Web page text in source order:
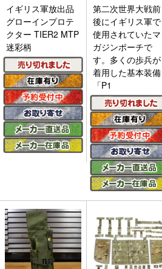
イギリス軍放出品
グローインプロテ
クター TIER2 MTP
迷彩柄
第二次世界大戦前
後にイギリス軍で
使用されていたマ
ガジンポーチで
す。多くの歩兵が
着用した基本装備
「P1